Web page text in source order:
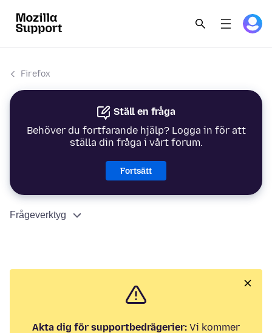
Firefox
Ställ en fråga
Behöver du fortfarande hjälp? Logga in för att
ställa din fråga i vårt forum.
Fortsätt
Frågeverktyg
Akta dig för supportbedrägerier: Vi kommer